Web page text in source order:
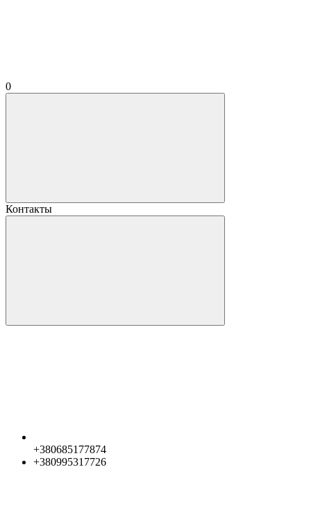
0
Контакты
+380685177874
+380995317726